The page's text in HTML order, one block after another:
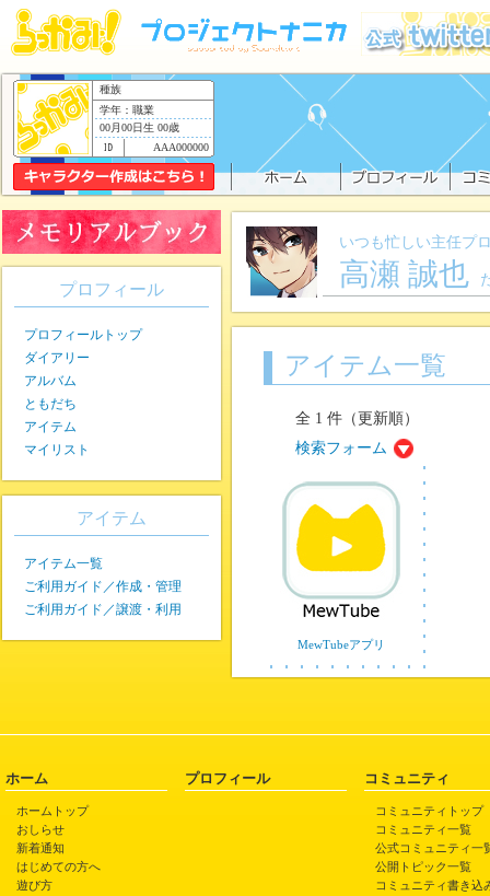
種族
学年：職業
00月00日生 00歳
AAA000000
いつも忙しい主任プ
高瀬 誠也
アイテム一覧
全 1 件（更新順）
検索フォーム
MewTubeアプリ
プロフィール
プロフィールトップ
ダイアリー
アルバム
ともだち
アイテム
マイリスト
アイテム
アイテム一覧
ご利用ガイド／作成・管理
ご利用ガイド／譲渡・利用
ホーム
ホームトップ
おしらせ
新着通知
はじめての方へ
遊び方
プロフィール コミュニティ
コミュニティトップ
コミュニティ一覧
公式コミュニティ一
公開トピック一覧
コミュニティ書き込